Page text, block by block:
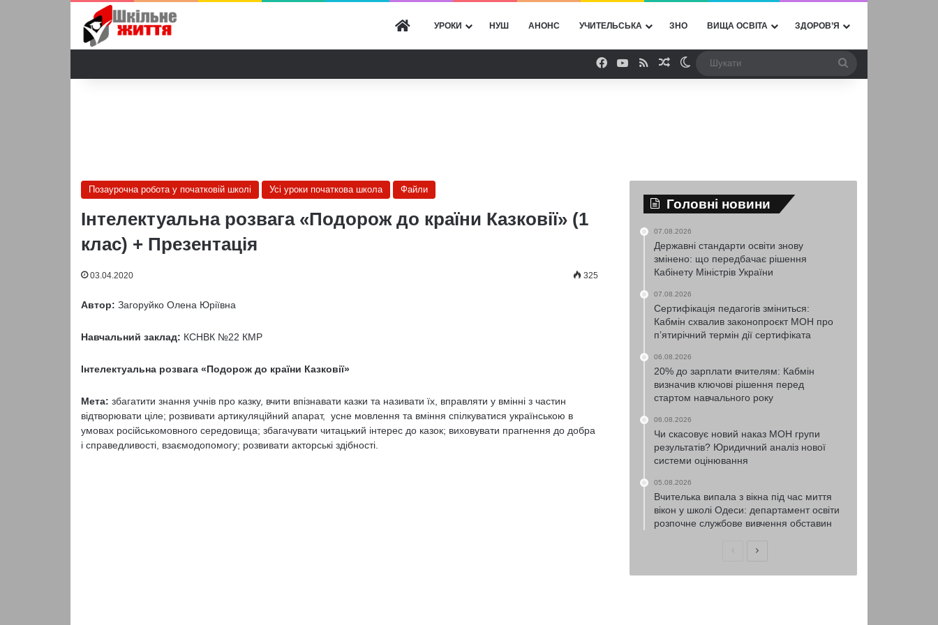
ГОЛОВНА
УРОКИ НУШ АНОНС УЧИТЕЛЬСЬКА ЗНО ВИЩА ОСВІТА ЗДОРОВ’Я
Facebook
YouTube
RSSВипадкова стаття
Switch skin
Позаурочна робота у початковій школі Усі уроки початкова школа Файли
Інтелектуальна розвага «Подорож до країни Казковії» (1
клас) + Презентація
03.04.2020 325
Автор: Загоруйко Олена Юріївна
Навчальний заклад: КСНВК №22 КМР
Інтелектуальна розвага «Подорож до країни Казковії»
Мета: збагатити знання учнів про казку, вчити впізнавати казки та називати їх, вправляти у вмінні з частин
відтворювати ціле; розвивати артикуляційний апарат, усне мовлення та вміння спілкуватися українською в
умовах російськомовного середовища; збагачувати читацький інтерес до казок; виховувати прагнення до добра
і справедливості, взаємодопомогу; розвивати акторські здібності.
Головні новини
07.08.2026
Державні стандарти освіти знову
змінено: що передбачає рішення
Кабінету Міністрів України
07.08.2026
Сертифікація педагогів зміниться:
Кабмін схвалив законопроєкт МОН про
п’ятирічний термін дії сертифіката
06.08.2026
20% до зарплати вчителям: Кабмін
визначив ключові рішення перед
стартом навчального року
06.08.2026
Чи скасовує новий наказ МОН групи
результатів? Юридичний аналіз нової
системи оцінювання
05.08.2026
Вчителька випала з вікна під час миття
вікон у школі Одеси: департамент освіти
розпочне службове вивчення обставин
ПопередняНаступна